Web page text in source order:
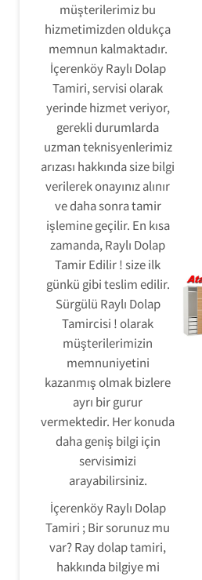
müşterilerimiz bu
hizmetimizden oldukça
memnun kalmaktadır.
İçerenköy Raylı Dolap
Tamiri, servisi olarak
yerinde hizmet veriyor,
gerekli durumlarda
uzman teknisyenlerimiz
arızası hakkında size bilgi
verilerek onayınız alınır
ve daha sonra tamir
işlemine geçilir. En kısa
zamanda, Raylı Dolap
Tamir Edilir ! size ilk
günkü gibi teslim edilir.
Sürgülü Raylı Dolap
Tamircisi ! olarak
müşterilerimizin
memnuniyetini
kazanmış olmak bizlere
ayrı bir gurur
vermektedir. Her konuda
daha geniş bilgi için
servisimizi
arayabilirsiniz.
İçerenköy Raylı Dolap
Tamiri ; Bir sorunuz mu
var? Ray dolap tamiri,
hakkında bilgiye mi